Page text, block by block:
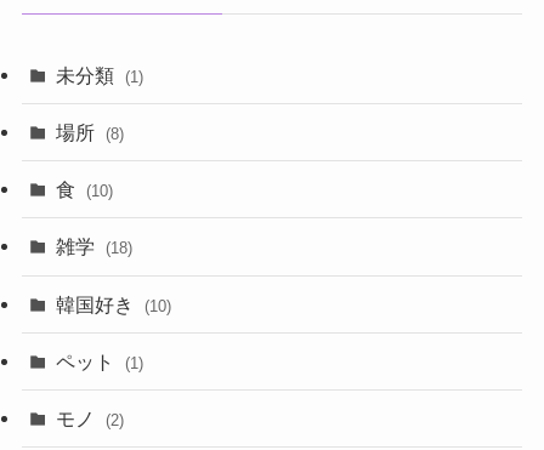
未分類 (1)
場所 (8)
食 (10)
雑学 (18)
韓国好き (10)
ペット (1)
モノ (2)